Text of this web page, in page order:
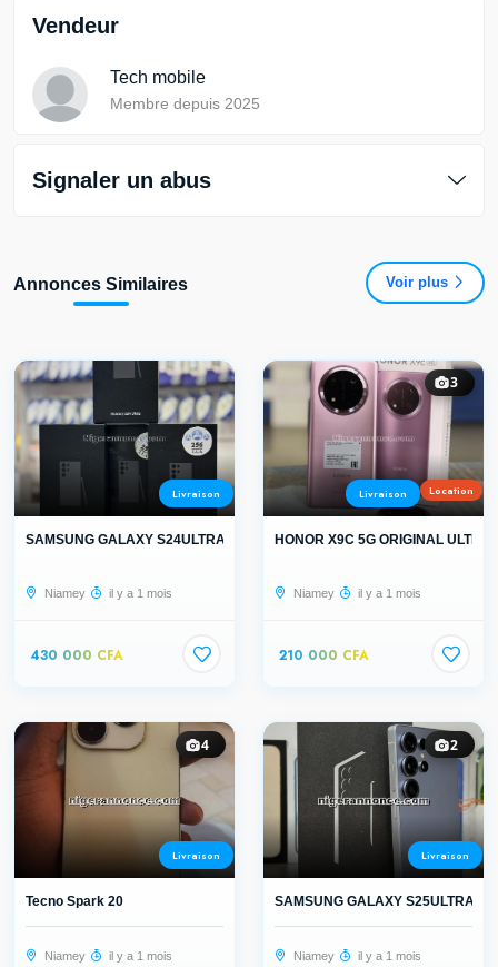
Vendeur
Tech mobile
Membre depuis 2025
Signaler un abus
Annonces Similaires Voir plus
Livraison
SAMSUNG GALAXY S24ULTRA
Niamey il y a 1 mois
430 000 CFA
3
Location
Livraison
HONOR X9C 5G ORIGINAL ULTRA
Niamey il y a 1 mois
210 000 CFA
4
Livraison
Tecno Spark 20
Niamey il y a 1 mois
2
Livraison
SAMSUNG GALAXY S25ULTRA
Niamey il y a 1 mois